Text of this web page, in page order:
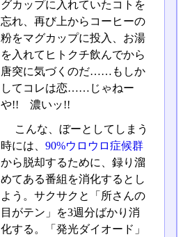
グカップに入れていたコトを
忘れ、再び上からコーヒーの
粉をマグカップに投入、お湯
を入れてヒトクチ飲んでから
唐突に気づくのだ……もしか
してコレは恋……じゃねー
や!! 濃いッ!!
こんな、ぼーとしてしまう
時には、 90%ウロウロ症候群
から脱却するために、録り溜
めてある番組を消化するとし
よう。サクサクと「所さんの
目がテン」を3週分ばかり消
化する。「発光ダイオード」